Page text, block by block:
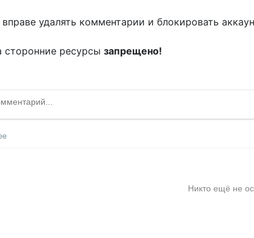
удалять комментарии и блокировать
ресурсы запрещено!
Никто ещё не